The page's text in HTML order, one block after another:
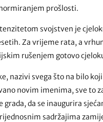
prošlosti.
svojstven je
Za vrijeme rata, a
rušenjem gotovo
nazivi svega što na bilo
novim imenima, sve to
da se inaugurira
sadržajima